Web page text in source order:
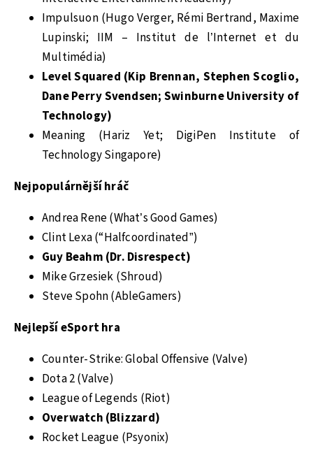
Impulsuon (Hugo Verger, Rémi Bertrand, Maxime
Lupinski; IIM – Institut de l’Internet et du
Multimédia)
Level Squared (Kip Brennan, Stephen Scoglio,
Dane Perry Svendsen; Swinburne University of
Technology)
Meaning (Hariz Yet; DigiPen Institute of
Technology Singapore)
Nejpopulárnější hráč
Andrea Rene (What’s Good Games)
Clint Lexa (“Halfcoordinated”)
Guy Beahm (Dr. Disrespect)
Mike Grzesiek (Shroud)
Steve Spohn (AbleGamers)
Nejlepší eSport hra
Counter-Strike: Global Offensive (Valve)
Dota 2 (Valve)
League of Legends (Riot)
Overwatch (Blizzard)
Rocket League (Psyonix)